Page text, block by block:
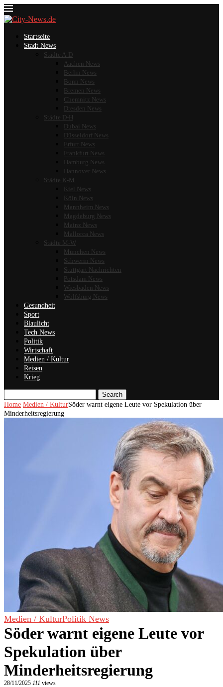
Startseite
Stadt News
Städte A-D
Aachen News
Berlin News
Bonn News
Bremen News
Chemnitz News
Dresden News
Städte D-H
Dubai News
Düsseldorf News
Erfurt News
Frankfurt News
Hamburg News
Hannover News
Städte K-M
Kiel News
Köln News
Mannheim News
Magdeburg News
Mainz News
Mallorca News
Städte M-W
München News
Schwerin News
Stuttgart Nachrichten
Potsdam News
Wiesbaden News
Wolfsburg News
Gesundheit
Sport
Blaulicht
Tech News
Politik
Wirtschaft
Medien / Kultur
Reisen
Krieg
Search
Home Medien / KulturSöder warnt eigene Leute vor Spekulation über
Minderheitsregierung
Medien / KulturPolitik News
Söder warnt eigene Leute vor
Spekulation über
Minderheitsregierung
28/11/2025 111 views